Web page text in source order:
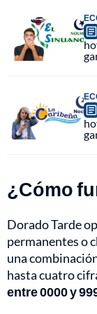
¿Cómo
Dorado Tarde
permanentes o
una
hasta cuatro
entre 0000 y